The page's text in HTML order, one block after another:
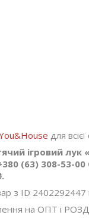
для
ігровий лук
(63) 308-53-
з ID 2402292447
на ОПТ і